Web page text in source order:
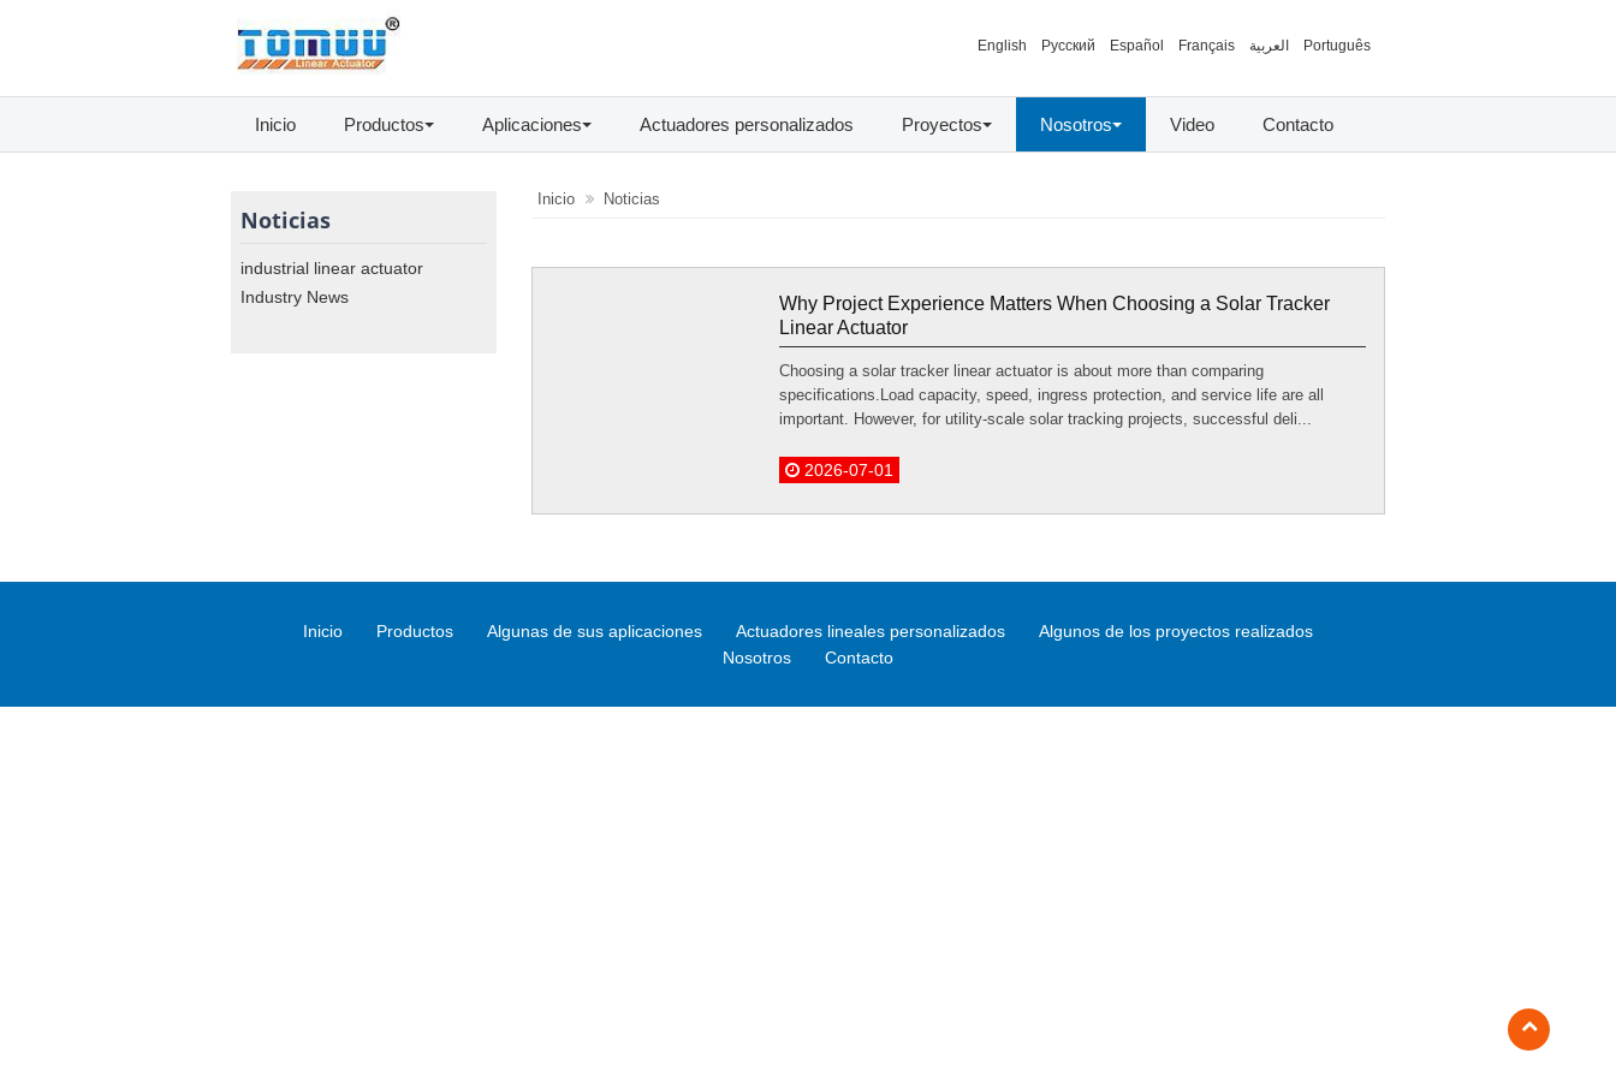
English Русский Español Français العربية Português
Inicio Productos Aplicaciones Actuadores personalizados Proyectos Nosotros Video Contacto
Inicio Noticias
Why Project Experience Matters When Choosing a Solar Tracker
Linear Actuator
Choosing a solar tracker linear actuator is about more than comparing
specifications.Load capacity, speed, ingress protection, and service life are all
important. However, for utility-scale solar tracking projects, successful deli...
2026-07-01
Noticias
industrial linear actuator
Industry News
Inicio Productos Algunas de sus aplicaciones Actuadores lineales personalizados
Algunos de los proyectos realizados
Nosotros
Contacto